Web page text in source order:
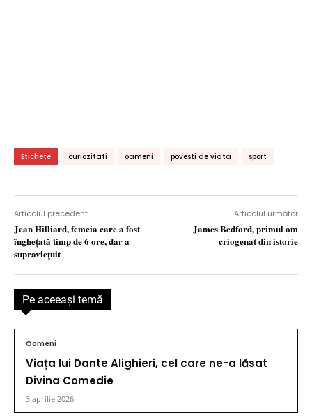
Etichete curiozitati oameni povesti de viata sport
Articolul precedent
Jean Hilliard, femeia care a fost
îngheţată timp de 6 ore, dar a
supravieţuit
Articolul următor
James Bedford, primul om
criogenat din istorie
Pe aceeaşi temă
Oameni
Viața lui Dante Alighieri, cel care ne-a lăsat
Divina Comedie
3 aprilie 2026